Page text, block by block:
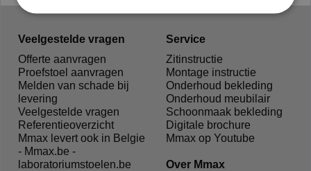
Veelgestelde vragen
Offerte aanvragen
Proefstoel aanvragen
Melden van schade bij
levering
Veelgestelde vragen
Referentieoverzicht
Mmax levert ook in Belgie
- Mmax.be -
laboratoriumstoelen.be
Service
Zitinstructie
Montage instructie
Onderhoud bekleding
Onderhoud meubilair
Schoonmaak bekleding
Digitale brochure
Mmax op Youtube
Over Mmax